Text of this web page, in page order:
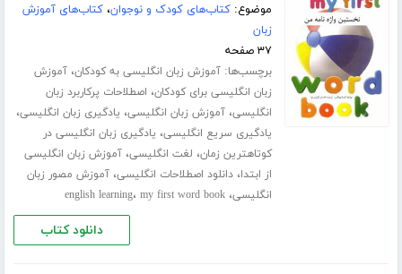
موضوع:کتاب‌های کودک و نوجوان،کتاب‌های آموزش
زبان
۳۷ صفحه
برچسب‌ها:آموزش زبان انگلیسی به کودکان،آموزش
زبان انگلیسی برای کودکان، اصطلاحات پرکاربرد زبان
انگلیسی،آموزش زبان انگلیسی، یادگیری زبان انگلیسی،
یادگیری سریع انگلیسی، یادگیری زبان انگلیسی در
کوتاهترین زمان، لغت انگلیسی،آموزش زبان انگلیسی
از ابتدا،دانلود اصطلاحات انگلیسی،آموزش مصور زبان
انگلیسی، english learning، my first word book
دانلود کتاب